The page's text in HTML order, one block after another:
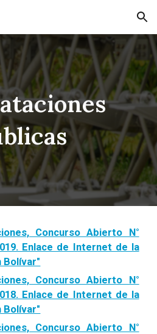
Skip to navigation
Concurso Abierto N°
Enlace de Internet de la
Bolívar"
Concurso Abierto N°
Enlace de Internet de la
Bolívar"
Concurso Abierto N°